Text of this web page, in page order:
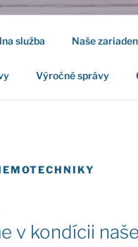
služba Naše
Výročné správy
v kondícii